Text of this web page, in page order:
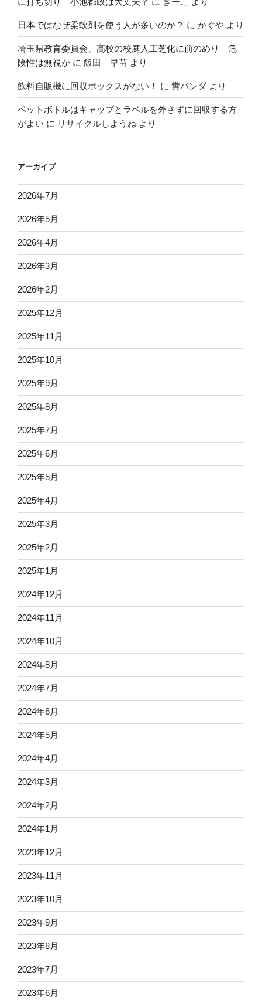
日本ではなぜ柔軟剤を使う人が多いのか？ に かぐや より
埼玉県教育委員会、高校の校庭人工芝化に前のめり 危
険性は無視か に 飯田 早苗 より
飲料自販機に回収ボックスがない！ に 糞パンダ より
ペットボトルはキャップとラベルを外さずに回収する方
がよい に リサイクルしようね より
アーカイブ
2026年7月
2026年5月
2026年4月
2026年3月
2026年2月
2025年12月
2025年11月
2025年10月
2025年9月
2025年8月
2025年7月
2025年6月
2025年5月
2025年4月
2025年3月
2025年2月
2025年1月
2024年12月
2024年11月
2024年10月
2024年8月
2024年7月
2024年6月
2024年5月
2024年4月
2024年3月
2024年2月
2024年1月
2023年12月
2023年11月
2023年10月
2023年9月
2023年8月
2023年7月
2023年6月